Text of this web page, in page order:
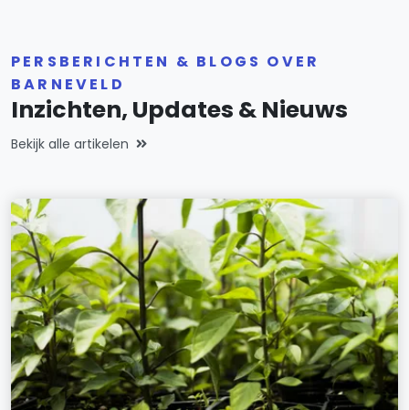
PERSBERICHTEN & BLOGS OVER
BARNEVELD
Inzichten, Updates & Nieuws
Bekijk alle artikelen